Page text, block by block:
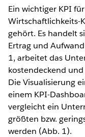
Ein wichtiger KPI
Wirtschaftlichkeits-
gehört. Es handelt
Ertrag und
1, arbeitet das
kostendeckend
Die Visualisierung
einem KPI-
vergleicht ein
größten bzw.
werden (Abb. 1).